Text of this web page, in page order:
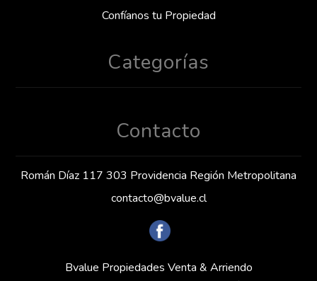
Confíanos tu Propiedad
Categorías
Contacto
Román Díaz 117 303 Providencia Región Metropolitana
contacto@bvalue.cl
Bvalue Propiedades Venta & Arriendo